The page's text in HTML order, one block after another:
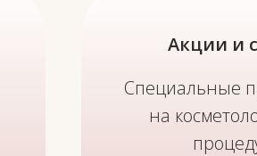
Акции и
Специальные
на